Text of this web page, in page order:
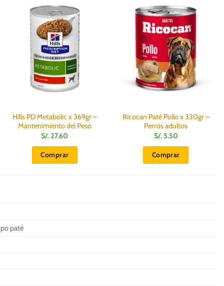
Hills PD Metabolic x 369gr –
Mantenimiento del Peso
S/.27.60
Comprar
Ricocan Paté Pollo x 330gr –
Perros adultos
S/. 5.50
Comprar
paté